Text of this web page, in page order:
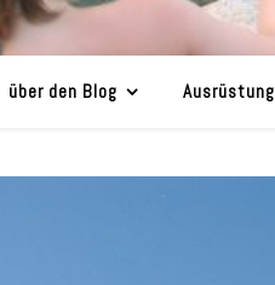
über den Blog Ausrüstung